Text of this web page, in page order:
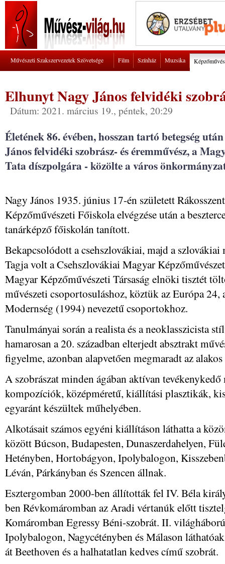
Művészeti Szakszervezetek Szövetsége Film Színház Muzsika
Elhunyt Nagy János felvidéki
Dátum: 2021. március 19., péntek, 20:29
Életének 86. évében, hosszan tartó betegség
János felvidéki szobrász- és éremművész, a
Tata díszpolgára - közölte a város
Nagy János 1935. június 17-én született
Képzőművészeti Főiskola elvégzése után a
tanárképző főiskolán tanított.
Bekapcsolódott a csehszlovákiai, majd a szlovákiai
Tagja volt a Csehszlovákiai Magyar
Magyar Képzőművészeti Társaság elnöki tisztét
művészeti csoportosuláshoz, köztük az Európa 24,
Modernség (1994) nevezetű csoportokhoz.
Tanulmányai során a realista és a neoklasszicista
hamarosan a 20. században elterjedt absztrakt
figyelme, azonban alapvetően megmaradt az
A szobrászat minden ágában aktívan
kompozíciók, középméretű, kiállítási plasztikák,
egyaránt készültek műhelyében.
Alkotásait számos egyéni kiállításon láthatta a
között Búcson, Budapesten, Dunaszerdahelyen,
Hetényben, Hortobágyon, Ipolybalogon,
Léván, Párkányban és Szencen állnak.
Esztergomban 2000-ben állították fel IV. Béla
ben Révkomáromban az Aradi vértanúk előtt
Komáromban Egressy Béni-szobrát. II.
Ipolybalogon, Nagycétényben és Málason
át Beethoven és a halhatatlan kedves című szobrát.